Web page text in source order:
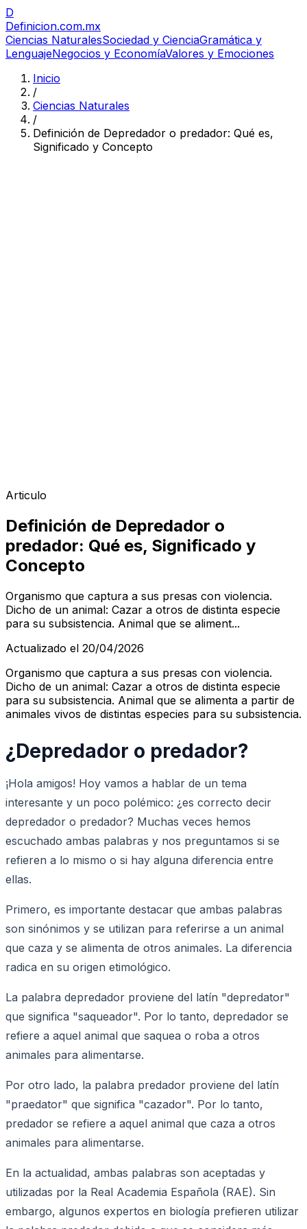
D
Definicion.com.mx
Ciencias NaturalesSociedad y CienciaGramática y
LenguajeNegocios y EconomíaValores y Emociones
Inicio
/
Ciencias Naturales
/
Definición de Depredador o predador: Qué es,
Significado y Concepto
Articulo
Definición de Depredador o
predador: Qué es, Significado y
Concepto
Organismo que captura a sus presas con violencia.
Dicho de un animal: Cazar a otros de distinta especie
para su subsistencia. Animal que se aliment...
Actualizado el 20/04/2026
Organismo que captura a sus presas con violencia.
Dicho de un animal: Cazar a otros de distinta especie
para su subsistencia. Animal que se alimenta a partir de
animales vivos de distintas especies para su subsistencia.
¿Depredador o predador?
¡Hola amigos! Hoy vamos a hablar de un tema
interesante y un poco polémico: ¿es correcto decir
depredador o predador? Muchas veces hemos
escuchado ambas palabras y nos preguntamos si se
refieren a lo mismo o si hay alguna diferencia entre
ellas.
Primero, es importante destacar que ambas palabras
son sinónimos y se utilizan para referirse a un animal
que caza y se alimenta de otros animales. La diferencia
radica en su origen etimológico.
La palabra depredador proviene del latín "depredator"
que significa "saqueador". Por lo tanto, depredador se
refiere a aquel animal que saquea o roba a otros
animales para alimentarse.
Por otro lado, la palabra predador proviene del latín
"praedator" que significa "cazador". Por lo tanto,
predador se refiere a aquel animal que caza a otros
animales para alimentarse.
En la actualidad, ambas palabras son aceptadas y
utilizadas por la Real Academia Española (RAE). Sin
embargo, algunos expertos en biología prefieren utilizar